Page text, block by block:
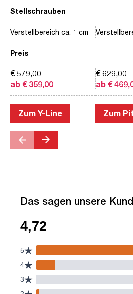
Stellschrauben
Preis
Verstellbereich ca. 1 cm
ab € 359,00
€ 579,00
Zum Y-Line
ab €
€ 629,00
Zum
Das sagen unsere